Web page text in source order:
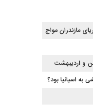
مازندران مواج
و اردیبهشت
اسپانیا بود؟